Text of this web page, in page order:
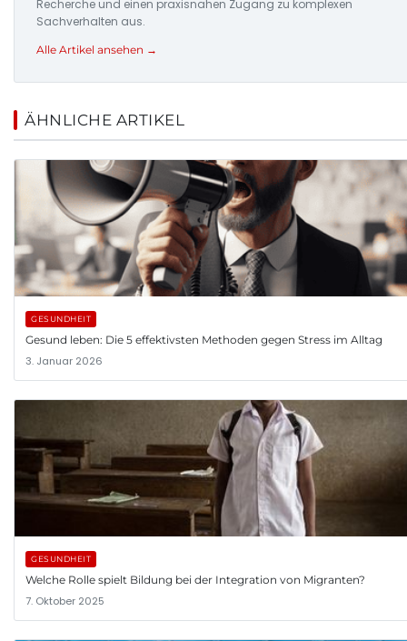
Recherche und einen praxisnahen Zugang zu komplexen
Sachverhalten aus.
Alle Artikel ansehen →
ÄHNLICHE ARTIKEL
GESUNDHEIT
Gesund leben: Die 5 effektivsten Methoden gegen Stress im Alltag
3. Januar 2026
GESUNDHEIT
Welche Rolle spielt Bildung bei der Integration von Migranten?
7. Oktober 2025